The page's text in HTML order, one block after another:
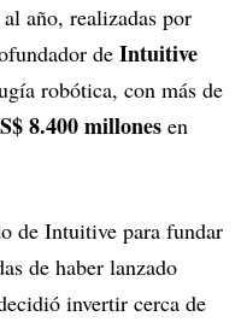
año, realizadas por
de Intuitive
robótica, con más de
8.400 millones en
de Intuitive para fundar
de haber lanzado
invertir cerca de